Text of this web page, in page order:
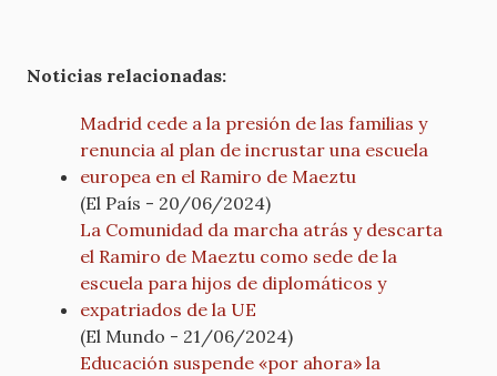
Noticias relacionadas:
Madrid cede a la presión de las familias y
renuncia al plan de incrustar una escuela
europea en el Ramiro de Maeztu
(El País - 20/06/2024)
La Comunidad da marcha atrás y descarta
el Ramiro de Maeztu como sede de la
escuela para hijos de diplomáticos y
expatriados de la UE
(El Mundo - 21/06/2024)
Educación suspende «por ahora» la